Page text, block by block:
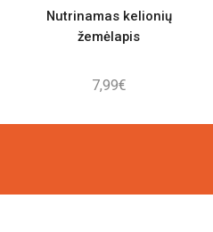
Nutrinamas kelionių
žemėlapis
7,99€